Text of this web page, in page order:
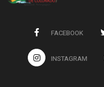
FACEBOOK
INSTAGRAM